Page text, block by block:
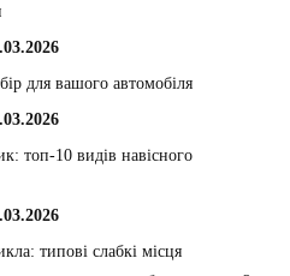
для вашого автомобіля
топ-10 видів навісного
типові слабкі місця